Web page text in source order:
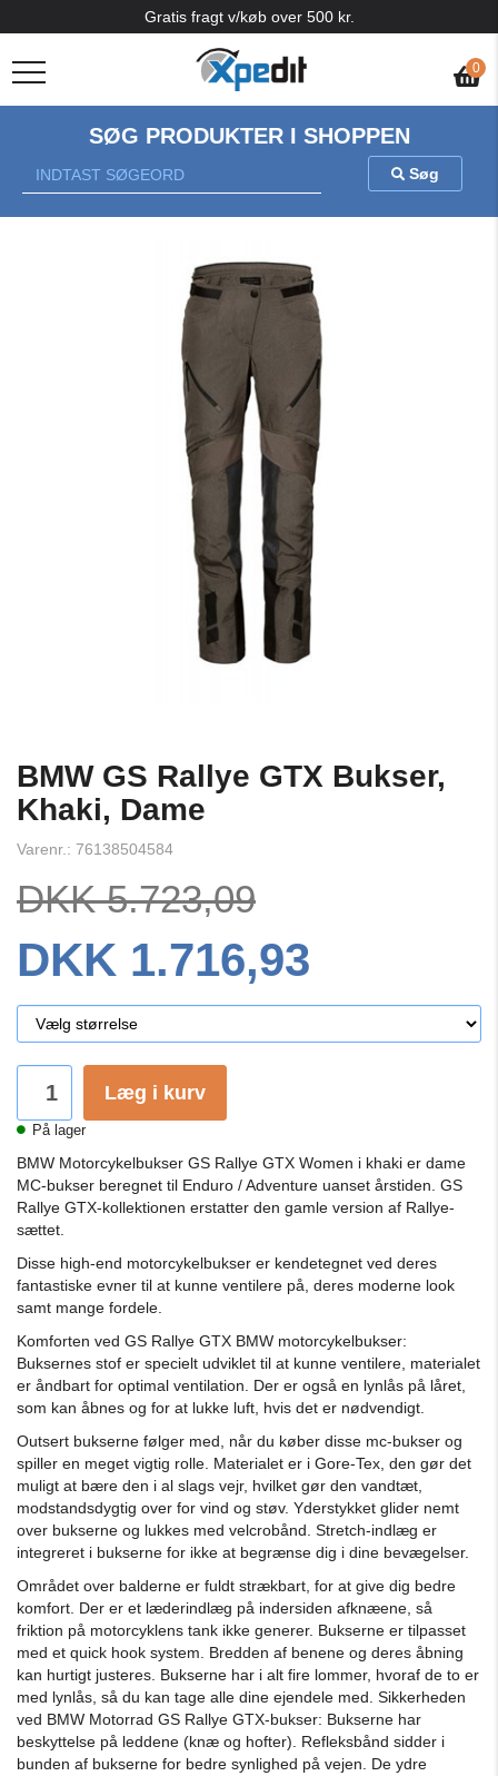
0
Gratis fragt v/køb over 500 kr.
SØG PRODUKTER I SHOPPEN
Søg
BMW GS Rallye GTX Bukser,
Khaki, Dame
Varenr.: 76138504584
DKK 5.723,09
DKK 1.716,93
Læg i kurv
På lager
BMW Motorcykelbukser GS Rallye GTX Women i khaki er dame
MC-bukser beregnet til Enduro / Adventure uanset årstiden. GS
Rallye GTX-kollektionen erstatter den gamle version af Rallye-
sættet.
Disse high-end motorcykelbukser er kendetegnet ved deres
fantastiske evner til at kunne ventilere på, deres moderne look
samt mange fordele.
Komforten ved GS Rallye GTX BMW motorcykelbukser:
Buksernes stof er specielt udviklet til at kunne ventilere, materialet
er åndbart for optimal ventilation. Der er også en lynlås på låret,
som kan åbnes og for at lukke luft, hvis det er nødvendigt.
Outsert bukserne følger med, når du køber disse mc-bukser og
spiller en meget vigtig rolle. Materialet er i Gore-Tex, den gør det
muligt at bære den i al slags vejr, hvilket gør den vandtæt,
modstandsdygtig over for vind og støv. Yderstykket glider nemt
over bukserne og lukkes med velcrobånd. Stretch-indlæg er
integreret i bukserne for ikke at begrænse dig i dine bevægelser.
Området over balderne er fuldt strækbart, for at give dig bedre
komfort. Der er et læderindlæg på indersiden af​​knæene, så
friktion på motorcyklens tank ikke generer. Bukserne er tilpasset
med et quick hook system. Bredden af ​​benene og deres åbning
kan hurtigt justeres. Bukserne har i alt fire lommer, hvoraf de to er
med lynlås, så du kan tage alle dine ejendele med. Sikkerheden
ved BMW Motorrad GS Rallye GTX-bukser: Bukserne har
beskyttelse på leddene (knæ og hofter). Refleksbånd sidder i
bunden af ​​bukserne for bedre synlighed på vejen. De ydre